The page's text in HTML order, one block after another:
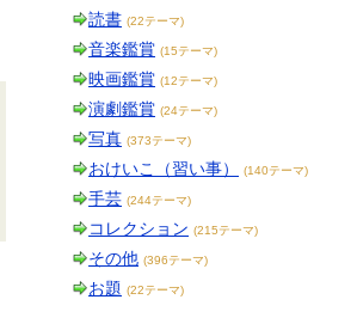
読書 (22テーマ)
音楽鑑賞 (15テーマ)
映画鑑賞 (12テーマ)
演劇鑑賞 (24テーマ)
写真 (373テーマ)
おけいこ（習い事） (140テーマ)
手芸 (244テーマ)
コレクション (215テーマ)
その他 (396テーマ)
お題 (22テーマ)